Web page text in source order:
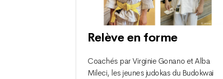
Relève en forme
Coachés par Virginie Gonano et Alba
Mileci, les jeunes judokas du Budokwai